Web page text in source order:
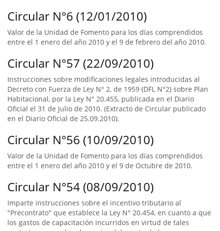
Circular N°6 (12/01/2010)
Valor de la Unidad de Fomento para los días comprendidos
entre el 1 enero del año 2010 y el 9 de febrero del año 2010.
Circular N°57 (22/09/2010)
Instrucciones sobre modificaciones legales introducidas al
Decreto con Fuerza de Ley N° 2, de 1959 (DFL N°2) sobre Plan
Habitacional, por la Ley N° 20.455, publicada en el Diario
Oficial el 31 de Julio de 2010. (Extracto de Circular publicado
en el Diario Oficial de 25.09.2010).
Circular N°56 (10/09/2010)
Valor de la Unidad de Fomento para los días comprendidos
entre el 1 enero del año 2010 y el 9 de Octubre de 2010.
Circular N°54 (08/09/2010)
Imparte instrucciones sobre el incentivo tributario al
"Precontrato" que establece la Ley N° 20.454, en cuanto a que
los gastos de capacitación incurridos en virtud de tales